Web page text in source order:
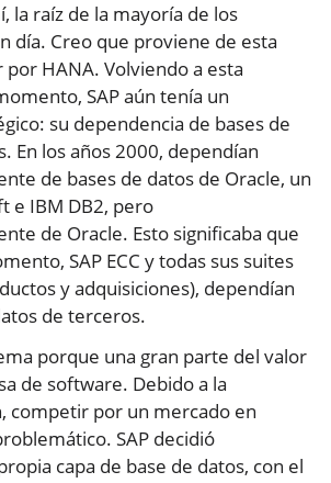
la raíz de la mayoría de los
día. Creo que proviene de esta
HANA. Volviendo a esta
SAP aún tenía un
su dependencia de bases de
En los años 2000, dependían
de bases de datos de Oracle, un
e IBM DB2, pero
de Oracle. Esto significaba que
SAP ECC y todas sus suites
y adquisiciones), dependían
de terceros.
porque una gran parte del valor
de software. Debido a la
competir por un mercado en
SAP decidió
capa de base de datos, con el